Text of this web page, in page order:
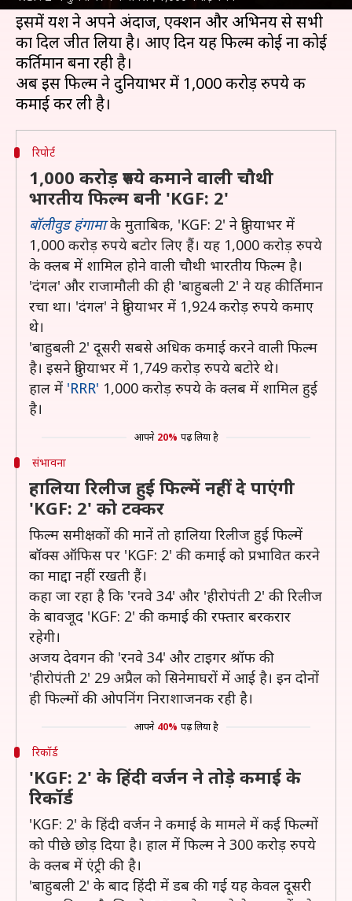
इसमें यश ने अपने अंदाज, एक्शन और अभिनय से सभी
का दिल जीत लिया है। आए दिन यह फिल्म कोई ना कोई
कीर्तिमान बना रही है।
अब इस फिल्म ने दुनियाभर में 1,000 करोड़ रुपये की
रिपोर्ट
1,000 करोड़ रुपये कमाने वाली चौथी
भारतीय फिल्म बनी 'KGF: 2'
बॉलीवुड हंगामाके मुताबिक, 'KGF: 2' ने दुनियाभर में
1,000 करोड़ रुपये बटोर लिए हैं। यह 1,000 करोड़ रुपये
के क्लब में शामिल होने वाली चौथी भारतीय फिल्म है।
'दंगल' और राजामौली की ही 'बाहुबली 2' ने यह कीर्तिमान
रचा था। 'दंगल' ने दुनियाभर में 1,924 करोड़ रुपये कमाए
थे।
'बाहुबली 2' दूसरी सबसे अधिक कमाई करने वाली फिल्म
है। इसने दुनियाभर में 1,749 करोड़ रुपये बटोरे थे।
हाल में 'RRR' 1,000 करोड़ रुपये के क्लब में शामिल हुई
है।
आपने 20% पढ़ लिया है
संभावना
हालिया रिलीज हुई फिल्में नहीं दे पाएंगी
'KGF: 2' को टक्कर
फिल्म समीक्षकों की मानें तो हालिया रिलीज हुई फिल्में
बॉक्स ऑफिस पर 'KGF: 2' की कमाई को प्रभावित करने
का माद्दा नहीं रखती हैं।
कहा जा रहा है कि 'रनवे 34' और 'हीरोपंती 2' की रिलीज
के बावजूद 'KGF: 2' की कमाई की रफ्तार बरकरार
रहेगी।
अजय देवगन की 'रनवे 34' और टाइगर श्रॉफ की
'हीरोपंती 2' 29 अप्रैल को सिनेमाघरों में आई है। इन दोनों
ही फिल्मों की ओपनिंग निराशाजनक रही है।
आपने 40% पढ़ लिया है
रिकॉर्ड
'KGF: 2' के हिंदी वर्जन ने तोड़े कमाई के
रिकॉर्ड
'KGF: 2' के हिंदी वर्जन ने कमाई के मामले में कई फिल्मों
को पीछे छोड़ दिया है। हाल में फिल्म ने 300 करोड़ रुपये
के क्लब में एंट्री की है।
'बाहुबली 2' के बाद हिंदी में डब की गई यह केवल दूसरी